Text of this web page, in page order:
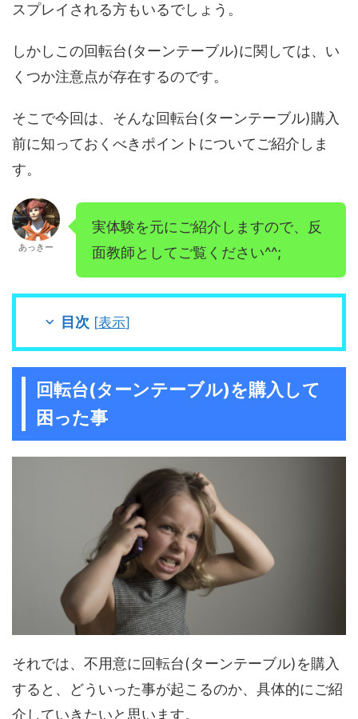
スプレイされる方もいるでしょう。
しかしこの回転台(ターンテーブル)に関しては、い
くつか注意点が存在するのです。
そこで今回は、そんな回転台(ターンテーブル)購入
前に知っておくべきポイントについてご紹介しま
す。
あっきー
実体験を元にご紹介しますので、反
面教師としてご覧ください^^;
目次 [表示]
回転台(ターンテーブル)を購入して
困った事
それでは、不用意に回転台(ターンテーブル)を購入
すると、どういった事が起こるのか、具体的にご紹
介していきたいと思います。